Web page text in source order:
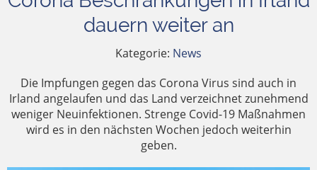
dauern weiter an
Kategorie: News
Die Impfungen gegen das Corona Virus sind auch in
Irland angelaufen und das Land verzeichnet zunehmend
weniger Neuinfektionen. Strenge Covid-19 Maßnahmen
wird es in den nächsten Wochen jedoch weiterhin
geben.